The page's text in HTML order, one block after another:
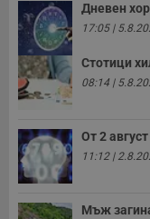
Дневен
17:05 |
Стотици
08:14 |
От 2
11:12 |
Мъж